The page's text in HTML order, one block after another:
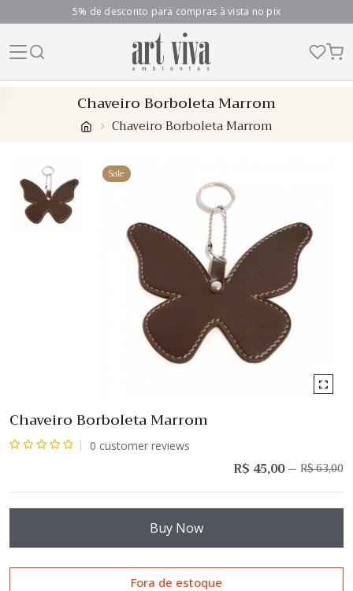
5% de desconto para compras à vista no pix
Chaveiro Borboleta Marrom
Chaveiro Borboleta Marrom
Sale
Chaveiro Borboleta Marrom
0 customer reviews
R$63,00O
R$ 45,00
O
Buy Now
Fora de estoque